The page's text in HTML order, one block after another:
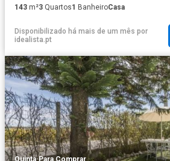
143 m²3 Quartos1 BanheiroCasa
Disponibilizado há mais de um mês por
idealista.pt
Quinta·Para Comprar